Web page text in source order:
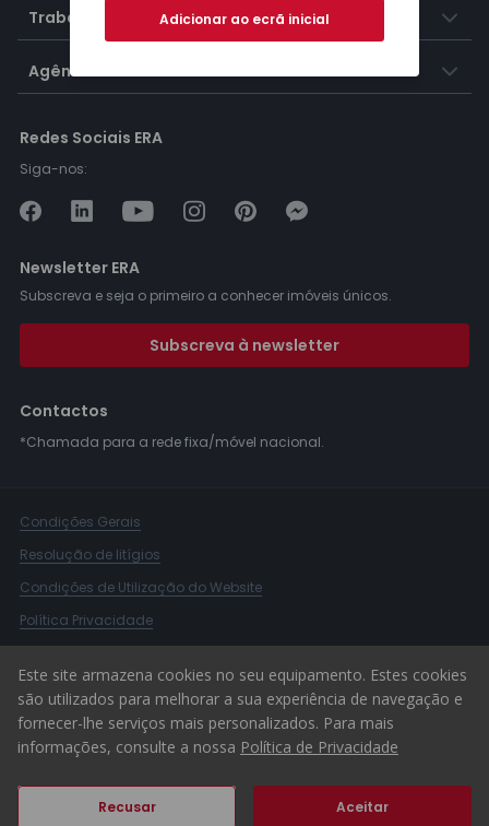
Trabalhar na ERA
Agências ERA
Redes Sociais ERA
Siga-nos:
Newsletter ERA
Subscreva e seja o primeiro a conhecer imóveis únicos.
Subscreva à newsletter
Contactos
*Chamada para a rede fixa/móvel nacional.
Condições Gerais
Resolução de litígios
Condições de Utilização do Website
Política Privacidade
Canal de Denúncias
© 2026 ERA Portugal
Este site armazena cookies no seu equipamento. Estes cookies
são utilizados para melhorar a sua experiência de navegação e
fornecer-lhe serviços mais personalizados. Para mais
informações, consulte a nossa Política de Privacidade
Recusar Aceitar
Adicionar ao ecrã inicial